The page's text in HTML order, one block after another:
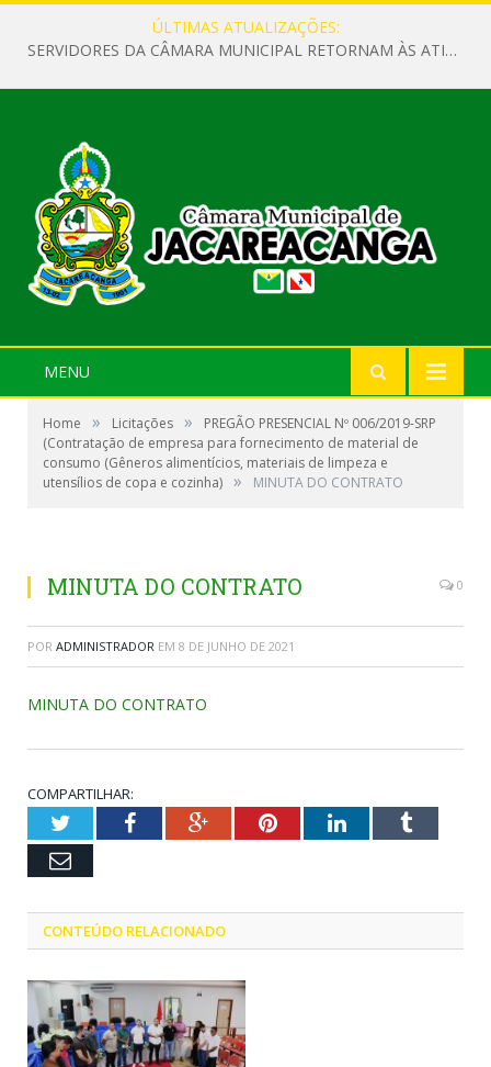
ÚLTIMAS ATUALIZAÇÕES:
SERVIDORES DA CÂMARA MUNICIPAL RETORNAM ÀS ATIVIDADES APÓS O RECESSO PARLAMENTAR
MENU
Home » Licitações »
PREGÃO PRESENCIAL Nº 006/2019-SRP
(Contratação de empresa para fornecimento de material de
consumo (Gêneros alimentícios, materiais de limpeza e
utensílios de copa e cozinha) » MINUTA DO CONTRATO
MINUTA DO CONTRATO 0
POR ADMINISTRADOR EM 8 DE JUNHO DE 2021
MINUTA DO CONTRATO
COMPARTILHAR:
TwitterFacebookGoogle+PinterestLinkedInTumblr
Email
CONTEÚDO RELACIONADO